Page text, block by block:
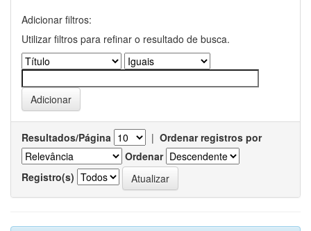
Adicionar filtros:
Utilizar filtros para refinar o resultado de busca.
Resultados/Página | Ordenar registros por
Ordenar
Registro(s)